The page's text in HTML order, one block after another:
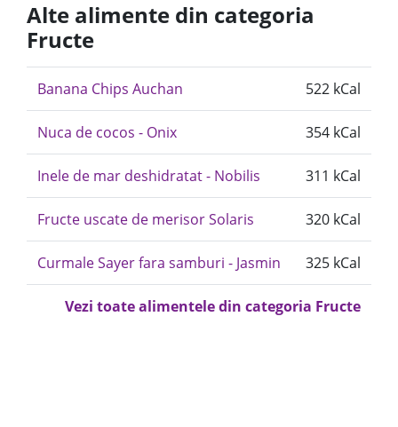
Alte alimente din categoria
Fructe
Banana Chips Auchan 522 kCal
Nuca de cocos - Onix 354 kCal
Inele de mar deshidratat - Nobilis 311 kCal
Fructe uscate de merisor Solaris 320 kCal
Curmale Sayer fara samburi - Jasmin 325 kCal
Vezi toate alimentele din categoria Fructe